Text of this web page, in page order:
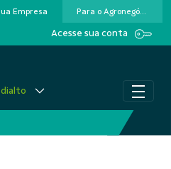
Empresa Para o Agronegócio
Acesse sua conta